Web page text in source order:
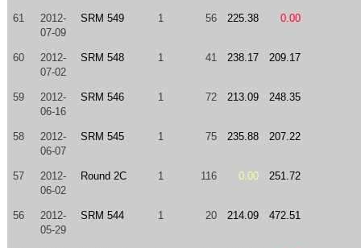
61
2012-
07-09
SRM 549 1 56 225.38 0.00
60
2012-
07-02
SRM 548 1 41 238.17 209.17
59
2012-
06-16
SRM 546 1 72 213.09 248.35
58
2012-
06-07
SRM 545 1 75 235.88 207.22
57
2012-
06-02
Round 2C 1 116 0.00 251.72
56
2012-
05-29
SRM 544 1 20 214.09 472.51